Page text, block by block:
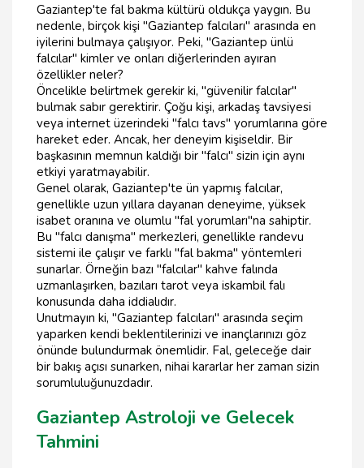
Gaziantep'te fal bakma kültürü oldukça yaygın. Bu
nedenle, birçok kişi "Gaziantep falcıları" arasında en
iyilerini bulmaya çalışıyor. Peki, "Gaziantep ünlü
falcılar" kimler ve onları diğerlerinden ayıran
özellikler neler?
Öncelikle belirtmek gerekir ki, "güvenilir falcılar"
bulmak sabır gerektirir. Çoğu kişi, arkadaş tavsiyesi
veya internet üzerindeki "falcı tavs" yorumlarına göre
hareket eder. Ancak, her deneyim kişiseldir. Bir
başkasının memnun kaldığı bir "falcı" sizin için aynı
etkiyi yaratmayabilir.
Genel olarak, Gaziantep'te ün yapmış falcılar,
genellikle uzun yıllara dayanan deneyime, yüksek
isabet oranına ve olumlu "fal yorumları"na sahiptir.
Bu "falcı danışma" merkezleri, genellikle randevu
sistemi ile çalışır ve farklı "fal bakma" yöntemleri
sunarlar. Örneğin bazı "falcılar" kahve falında
uzmanlaşırken, bazıları tarot veya iskambil falı
konusunda daha iddialıdır.
Unutmayın ki, "Gaziantep falcıları" arasında seçim
yaparken kendi beklentilerinizi ve inançlarınızı göz
önünde bulundurmak önemlidir. Fal, geleceğe dair
bir bakış açısı sunarken, nihai kararlar her zaman sizin
sorumluluğunuzdadır.
Gaziantep Astroloji ve Gelecek
Tahmini